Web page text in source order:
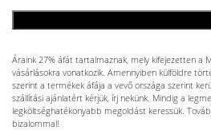
Áraink 27% áfát tartalmaznak, mely kifejezetten a
vásárlásokra vonatkozik. Amennyiben külföldre
szerint a termékek áfája a vevő országa szerint
szállítási ajánlatért kérjük, írj nekünk. Mindig a
legköltséghatékonyabb megoldást keressük.
bizalommal!